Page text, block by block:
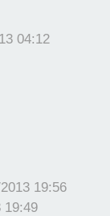
04:12
19:56
19:49